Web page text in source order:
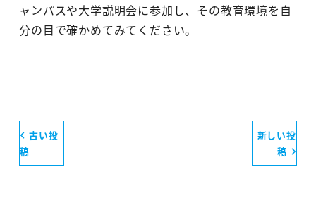
ャンパスや大学説明会に参加し、その教育環境を自
分の目で確かめてみてください。
古い投
稿
新しい投
稿